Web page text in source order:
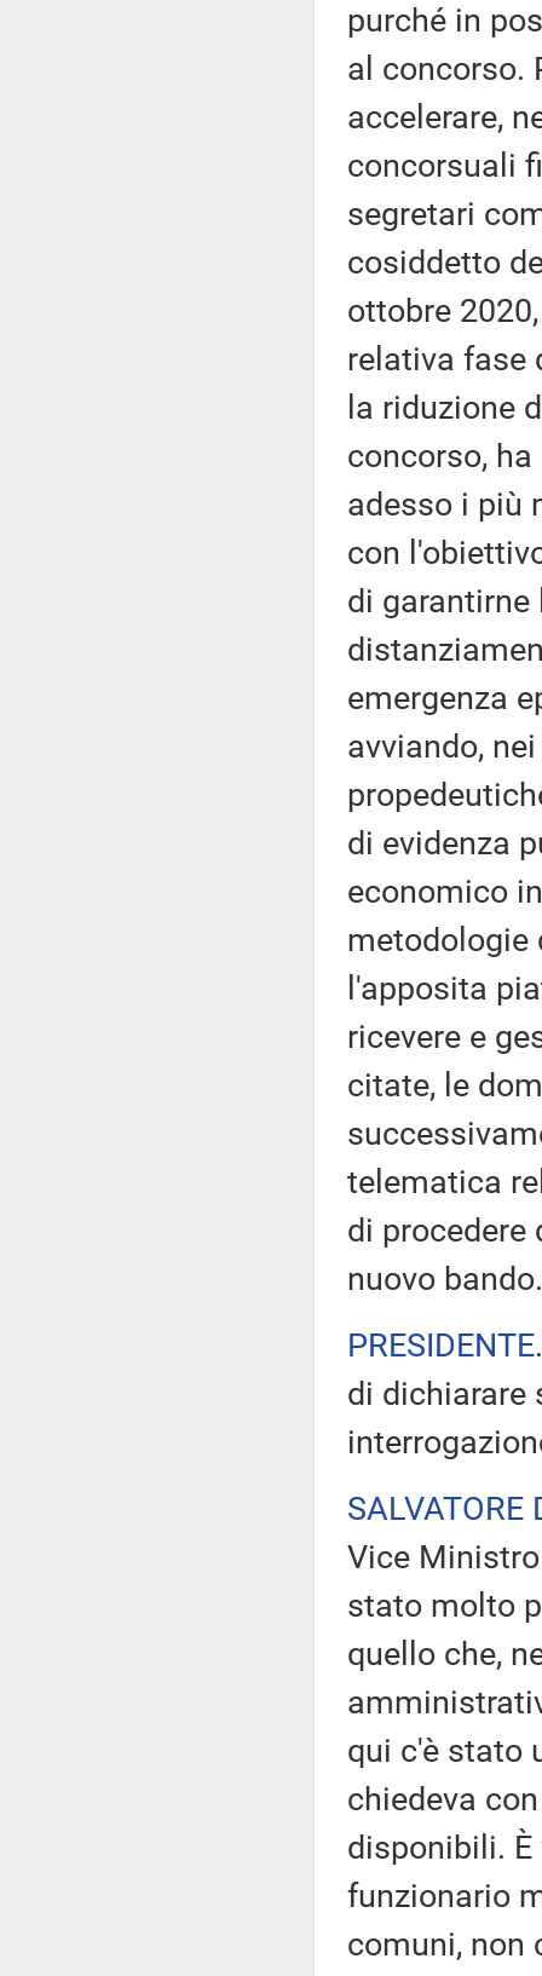
purché in
al concorso.
accelerare,
concorsuali
segretari
cosiddetto
ottobre
relativa fase
la riduzione
concorso,
adesso i più
con
di
emergenza
avviando,
di evidenza
economico
metodologie
l'apposita
ricevere e
citate, le
telematica
di procedere
nuovo
PRESIDENTE
di dichiarare
SALVATORE
Vice
stato molto
quello che,
qui c'è stato
chiedeva
disponibili.
funzionario
comuni, non